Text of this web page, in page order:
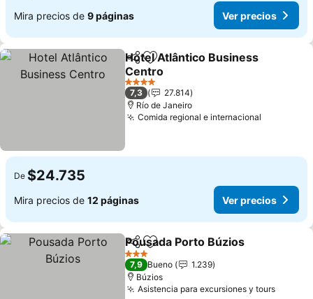
Mira precios de 9 páginas Ver precios
CompartirAgregar a favoritos
Hotel Atlântico Business
Centro
Ver precios
4 Estrellas
7,3
27.814
Río de Janeiro
Comida regional e internacional
De $24.735
Mira precios de 12 páginas Ver precios
CompartirAgregar a favoritos
Pousada Porto Búzios
3 Estrellas
7,9 Bueno
1.239
Búzios
Asistencia para excursiones y toursVer